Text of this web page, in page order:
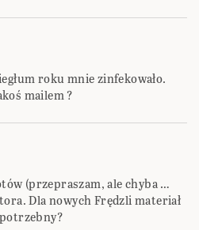
roku mnie zinfekowało.
mailem ?
(przepraszam, ale chyba …
Dla nowych Frędzli materiał